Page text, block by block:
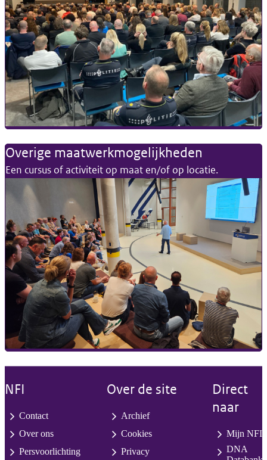
Overige maatwerkmogelijkheden
Een cursus of activiteit op maat en/of op locatie.
NFI
Contact
Over ons
Persvoorlichting
Over de site
Archief
Cookies
Privacy
Direct
naar
Mijn NFI
DNA